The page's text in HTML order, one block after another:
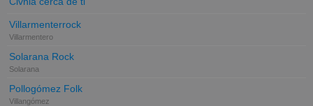
Villarmenterrock
Villarmentero
Solarana Rock
Solarana
Pollogómez Folk
Villangómez